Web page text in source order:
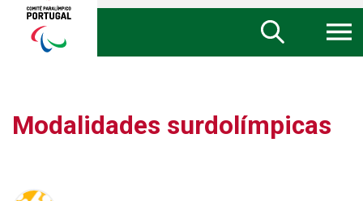
Portugal
Modalidades surdolímpicas